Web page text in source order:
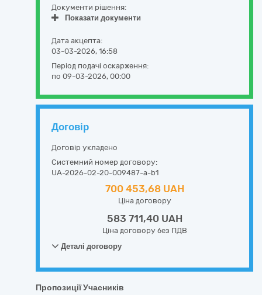
Документи рішення:
Показати документи
Дата акцепта:
03-03-2026, 16:58
Період подачі оскарження:
по 09-03-2026, 00:00
Договір
Договір укладено
Системний номер договору:
UA-2026-02-20-009487-a-b1
700 453,68 UAH
Ціна договору
583 711,40 UAH
Ціна договору без ПДВ
Деталі договору
Пропозиції Учасників